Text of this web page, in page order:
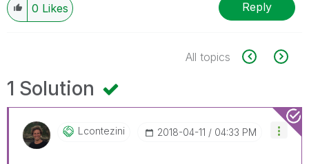
0 Likes Reply
All topics
1 Solution
Lcontezini ‎2018-04-11 04:33 PM